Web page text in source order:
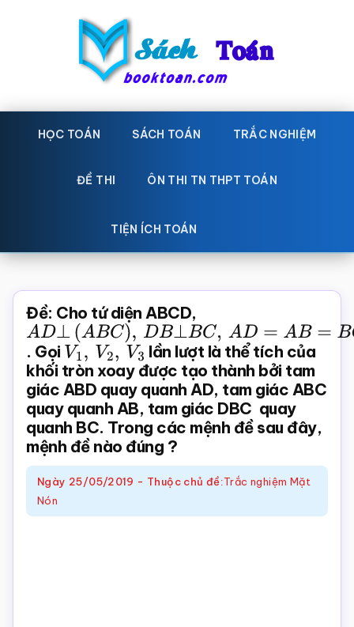
Sách
Toán
toán
Học
toán,
giáo
Toán,
trắc
nghiệm
Toán
online
HỌC TOÁN SÁCH TOÁN TRẮC NGHIỆM
ĐỀ THI ÔN THI TN THPT TOÁN
TIỆN ÍCH TOÁN
Đề: Cho tứ diện ABCD,
AD⊥(ABC),DB ⊥BC,AD=A B=BC
. Gọi V1 ,V2,V 3
lần lượt là thể tích của
khối tròn xoay được tạo thành bởi tam
giác ABD quay quanh AD, tam giác ABC
quay quanh AB, tam giác DBC quay
quanh BC. Trong các mệnh đề sau đây,
mệnh đề nào đúng ?
Ngày 25/05/2019 - Thuộc chủ đề:Trắc nghiệm Mặt
Nón